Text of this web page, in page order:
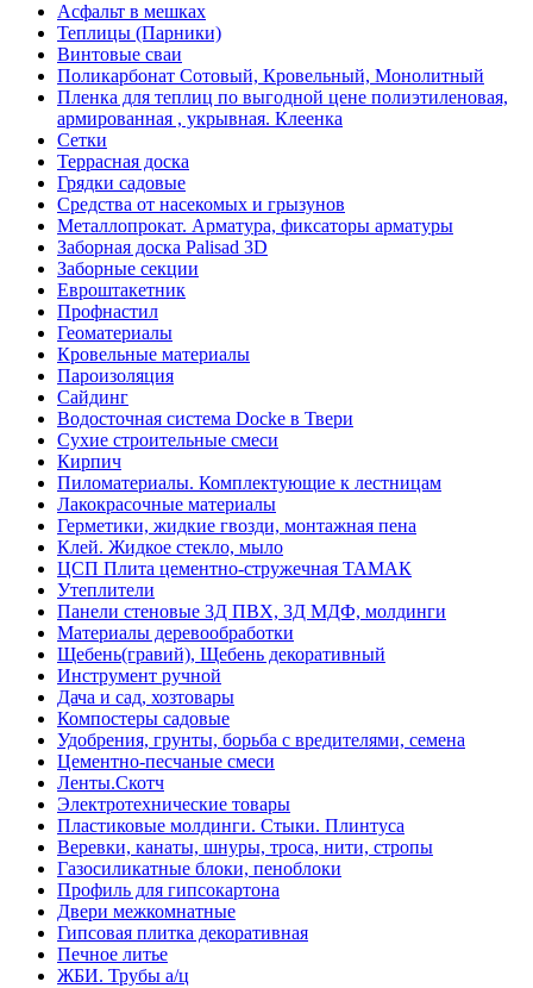
Асфальт в мешках
Теплицы (Парники)
Винтовые сваи
Поликарбонат Сотовый, Кровельный, Монолитный
Пленка для теплиц по выгодной цене полиэтиленовая,
армированная , укрывная. Клеенка
Сетки
Террасная доска
Грядки садовые
Средства от насекомых и грызунов
Металлопрокат. Арматура, фиксаторы арматуры
Заборная доска Palisad 3D
Заборные секции
Евроштакетник
Профнастил
Геоматериалы
Кровельные материалы
Пароизоляция
Сайдинг
Водосточная система Docke в Твери
Сухие строительные смеси
Кирпич
Пиломатериалы. Комплектующие к лестницам
Лакокрасочные материалы
Герметики, жидкие гвозди, монтажная пена
Клей. Жидкое стекло, мыло
ЦСП Плита цементно-стружечная ТАМАК
Утеплители
Панели стеновые 3Д ПВХ, 3Д МДФ, молдинги
Материалы деревообработки
Щебень(гравий), Щебень декоративный
Инструмент ручной
Дача и сад, хозтовары
Компостеры садовые
Удобрения, грунты, борьба с вредителями, семена
Цементно-песчаные смеси
Ленты.Скотч
Электротехнические товары
Пластиковые молдинги. Стыки. Плинтуса
Веревки, канаты, шнуры, троса, нити, стропы
Газосиликатные блоки, пеноблоки
Профиль для гипсокартона
Двери межкомнатные
Гипсовая плитка декоративная
Печное литье
ЖБИ. Трубы а/ц